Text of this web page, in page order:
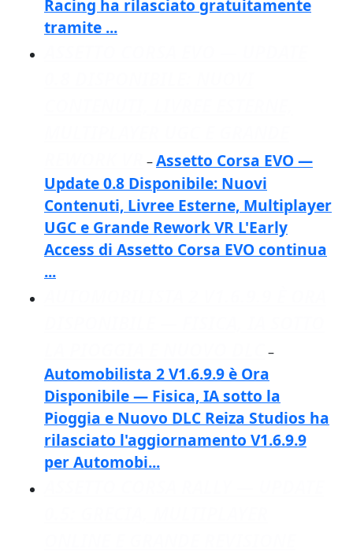
Racing ha rilasciato gratuitamente
tramite ...
–Assetto Corsa EVO —
Update 0.8 Disponibile: Nuovi
Contenuti, Livree Esterne, Multiplayer
UGC e Grande Rework VR L'Early
Access di Assetto Corsa EVO continua
...
–
Automobilista 2 V1.6.9.9 è Ora
Disponibile — Fisica, IA sotto la
Pioggia e Nuovo DLC Reiza Studios ha
rilasciato l'aggiornamento V1.6.9.9
per Automobi...